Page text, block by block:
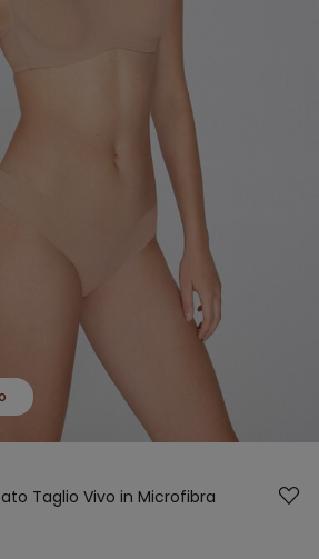
Taglio Vivo in Microfibra